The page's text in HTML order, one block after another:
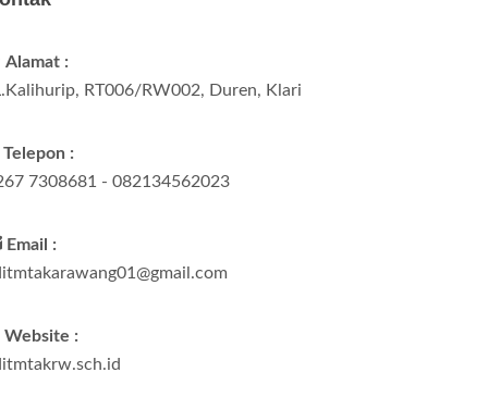
Alamat :
RT006/RW002, Duren, Klari
Telepon :
7308681 - 082134562023
Email :
Website :